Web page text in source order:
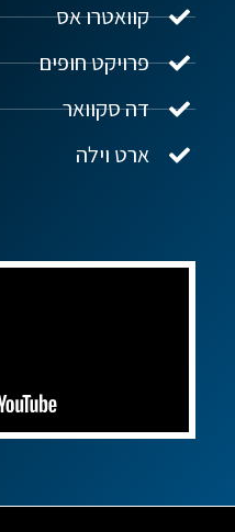
קוואטרו אס
פרויקט חופים
דה סקוואר
ארט וילה
שלום! איך אפשר לעזור?